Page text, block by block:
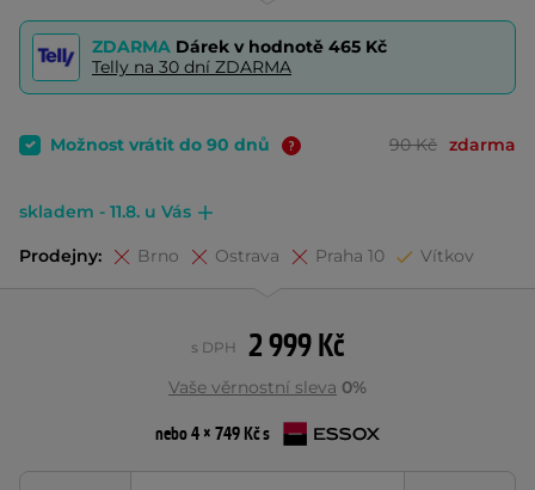
ZDARMA Dárek v hodnotě 465 Kč
Telly na 30 dní ZDARMA
Možnost vrátit do 90 dnů 90 Kč zdarma
skladem - 11.8. u Vás
Prodejny: Brno Ostrava Praha 10 Vítkov
2 999 Kč
s DPH
Vaše věrnostní sleva 0%
nebo 4 × 749 Kč s